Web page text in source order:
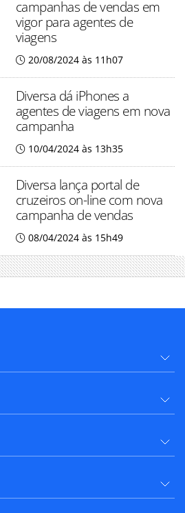
campanhas de vendas em
vigor para agentes de
viagens
20/08/2024 às 11h07
Diversa dá iPhones a
agentes de viagens em nova
campanha
10/04/2024 às 13h35
Diversa lança portal de
cruzeiros on-line com nova
campanha de vendas
08/04/2024 às 15h49